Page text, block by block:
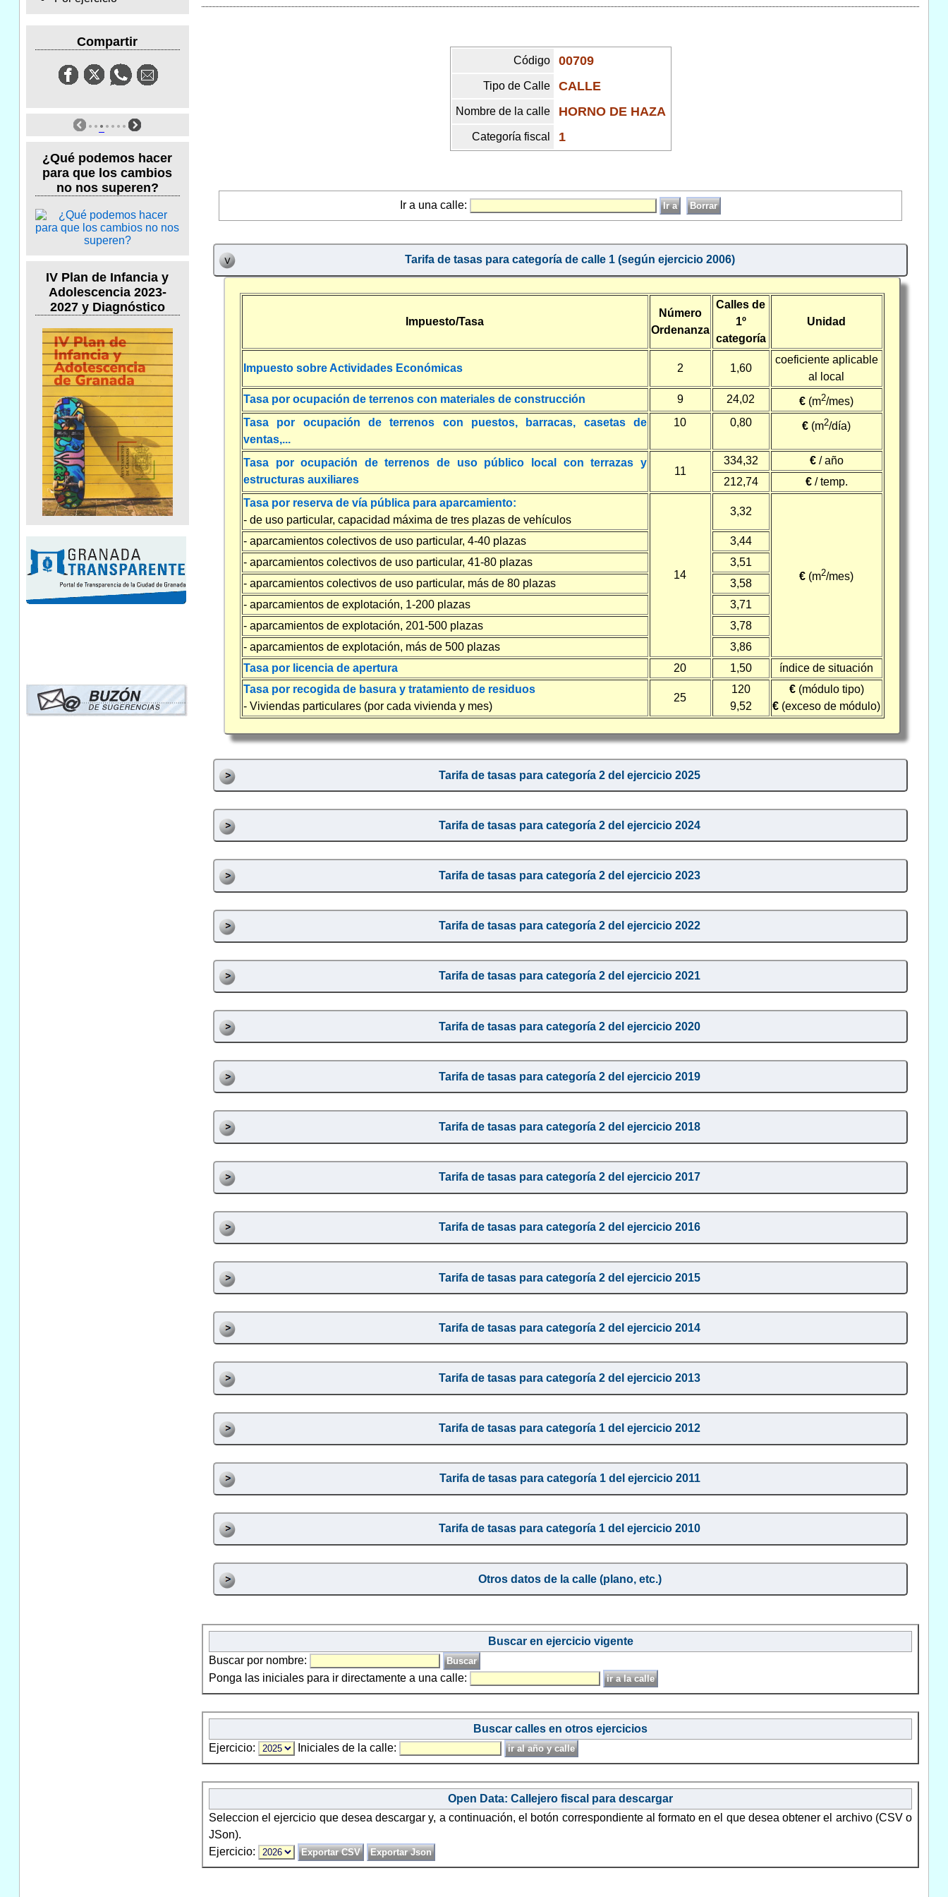
Compartir
¿Qué podemos hacer
para que los cambios
no nos superen?
IV Plan de Infancia y
Adolescencia 2023-
2027 y Diagnóstico
Código 00709
Tipo de Calle CALLE
Nombre de la calle HORNO DE HAZA
Categoría fiscal 1
Ir a una calle:
Tarifa de tasas para categoría de calle 1 (según ejercicio 2006)
Impuesto/Tasa
Número
Ordenanza
Calles de
1º
categoría
Unidad
Impuesto sobre Actividades Económicas 2 1,60
coeficiente aplicable
al local
Tasa por ocupación de terrenos con materiales de construcción
9 24,02 € (m2/mes)
Tasa por ocupación de terrenos con puestos, barracas, casetas de
ventas,...
10 0,80 € (m2/día)
Tasa por ocupación de terrenos de uso público local con terrazas y
estructuras auxiliares
11
334,32 €/ año
212,74
€/ temp.
Tasa por reserva de vía pública para aparcamiento:
- de uso particular, capacidad máxima de tres plazas de vehículos
14
3,32
€ (m2/mes)
- aparcamientos colectivos de uso particular, 4-40 plazas
3,44
- aparcamientos colectivos de uso particular, 41-80 plazas
3,51
- aparcamientos colectivos de uso particular, más de 80 plazas
3,58
- aparcamientos de explotación, 1-200 plazas
3,71
- aparcamientos de explotación, 201-500 plazas
3,78
- aparcamientos de explotación, más de 500 plazas
3,86
Tasa por licencia de apertura
20 1,50
índice de situación
Tasa por recogida de basura y tratamiento de residuos
- Viviendas particulares (por cada vivienda y mes)
25
120
9,52
€(módulo tipo)
€ (exceso de módulo)
Tarifa de tasas para categoría 2 del ejercicio 2025
Tarifa de tasas para categoría 2 del ejercicio 2024
Tarifa de tasas para categoría 2 del ejercicio 2023
Tarifa de tasas para categoría 2 del ejercicio 2022
Tarifa de tasas para categoría 2 del ejercicio 2021
Tarifa de tasas para categoría 2 del ejercicio 2020
Tarifa de tasas para categoría 2 del ejercicio 2019
Tarifa de tasas para categoría 2 del ejercicio 2018
Tarifa de tasas para categoría 2 del ejercicio 2017
Tarifa de tasas para categoría 2 del ejercicio 2016
Tarifa de tasas para categoría 2 del ejercicio 2015
Tarifa de tasas para categoría 2 del ejercicio 2014
Tarifa de tasas para categoría 2 del ejercicio 2013
Tarifa de tasas para categoría 1 del ejercicio 2012
Tarifa de tasas para categoría 1 del ejercicio 2011
Tarifa de tasas para categoría 1 del ejercicio 2010
Otros datos de la calle (plano, etc.)
Buscar en ejercicio vigente
Buscar por nombre:
Ponga las iniciales para ir directamente a una calle:
Buscar calles en otros ejercicios
Ejercicio:
Iniciales de la calle:
Open Data: Callejero fiscal para descargar
Seleccion el ejercicio que desea descargar y, a continuación, el botón correspondiente al formato en el que desea obtener el archivo (CSV o
JSon).
Ejercicio: